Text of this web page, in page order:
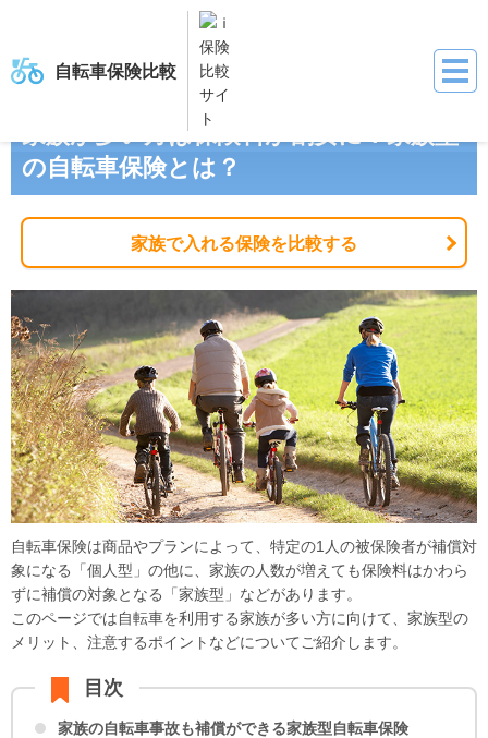
自転車保険比較
保険比較サイト『ｉ保険』 自転車保険比較 自転車保険お役立ち情報
家族が多い方は保険料が割安に！家族型
の自転車保険とは？
家族で入れる保険を比較する
自転車保険は商品やプランによって、特定の1人の被保険者が補償対
象になる「個人型」の他に、家族の人数が増えても保険料はかわら
ずに補償の対象となる「家族型」などがあります。
このページでは自転車を利用する家族が多い方に向けて、家族型の
メリット、注意するポイントなどについてご紹介します。
目次
家族の自転車事故も補償ができる家族型自転車保険